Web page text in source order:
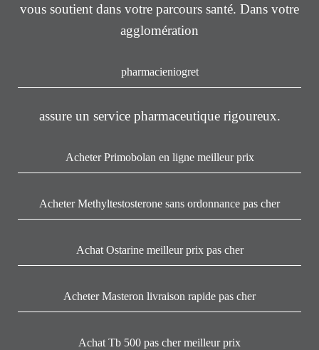
vous soutient dans votre parcours santé. Dans votre
agglomération
pharmacieniogret
assure un service pharmaceutique rigoureux.
Acheter Primobolan en ligne meilleur prix
Acheter Methyltestosterone sans ordonnance pas cher
Achat Ostarine meilleur prix pas cher
Acheter Masteron livraison rapide pas cher
Achat Tb 500 pas cher meilleur prix